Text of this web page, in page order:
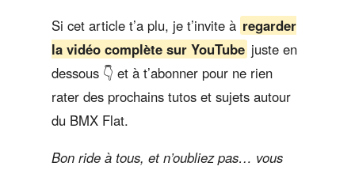
Si cet article t’a plu, je t’invite à regarder
la vidéo complète sur YouTube juste en
dessous 👇 et à t’abonner pour ne rien
rater des prochains tutos et sujets autour
du BMX Flat.
Bon ride à tous, et n’oubliez pas… vous